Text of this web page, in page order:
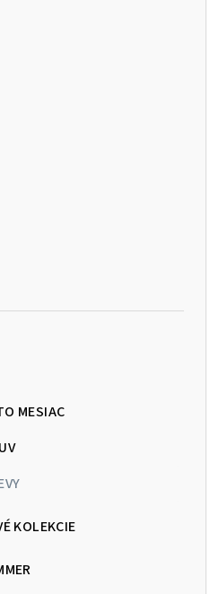
MESIAC
KOLEKCIE